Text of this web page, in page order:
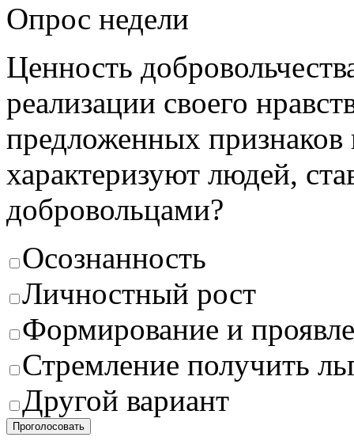
Опрос недели
Ценность
реализации своего
предложенных признаков
характеризуют людей,
добровольцами?
Осознанность
Личностный рост
Формирование и
Стремление получить
Другой вариант
Проголосовать